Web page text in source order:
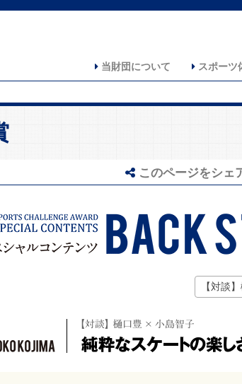
当財団について スポーツ
このページをシェ
【対談